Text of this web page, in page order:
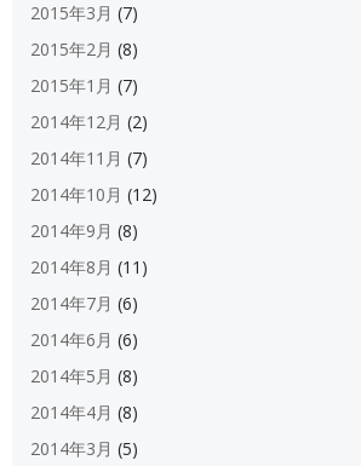
2015年3月 (7)
2015年2月 (8)
2015年1月 (7)
2014年12月 (2)
2014年11月 (7)
2014年10月 (12)
2014年9月 (8)
2014年8月 (11)
2014年7月 (6)
2014年6月 (6)
2014年5月 (8)
2014年4月 (8)
2014年3月 (5)